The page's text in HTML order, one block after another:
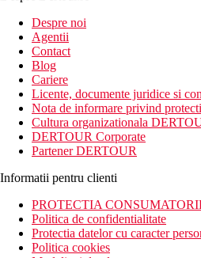
Despre noi
Agentii
Contact
Blog
Cariere
Licente, documente juridice si
Nota de informare privind
Cultura organizationala
DERTOUR Corporate
Partener DERTOUR
Informatii pentru clienti
PROTECTIA
Politica de confidentialitate
Protectia datelor cu caracter
Politica cookies